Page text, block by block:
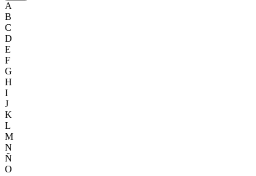
A
B
C
D
E
F
G
H
I
J
K
L
M
N
Ñ
O